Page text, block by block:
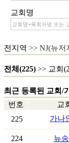
교회명
전지역 >> NJ(뉴저
전체(225) >> 교회
최근 등록된 교회/
번호
교
225
가나
224
뉴